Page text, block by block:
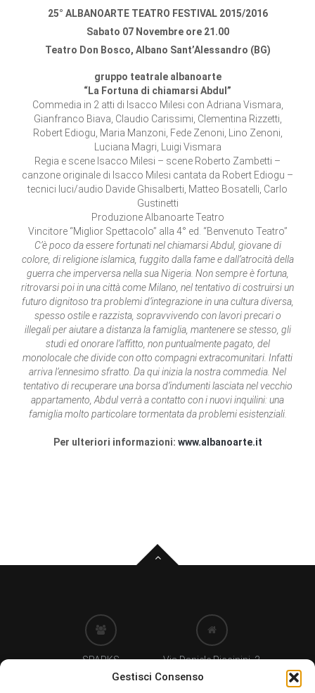
Gestisci Consenso
25° ALBANOARTE TEATRO FESTIVAL 2015/2016
Sabato 07 Novembre ore 21.00
Teatro Don Bosco, Albano Sant’Alessandro (BG)
gruppo teatrale albanoarte
“La Fortuna di chiamarsi Abdul”
Commedia in 2 atti di Isacco Milesi con Adriana Vismara,
Gianfranco Biava, Claudio Carissimi, Clementina Rizzetti,
Robert Ediogu, Maria Manzoni, Fede Zenoni, Lino Zenoni,
Luciana Magri, Luigi Vismara
Regia e scene Isacco Milesi – scene Roberto Zambetti –
canzone originale di Isacco Milesi cantata da Robert Ediogu –
tecnici luci/audio Davide Ghisalberti, Matteo Bosatelli, Carlo
Gustinetti
Produzione Albanoarte Teatro
Vincitore “Miglior Spettacolo” alla 4° ed. “Benvenuto Teatro”
C’è poco da essere fortunati nel chiamarsi Abdul, giovane di
colore, di religione islamica, fuggito dalla fame e dall’atrocità della
guerra che imperversa nella sua Nigeria. Non sempre è fortuna,
ritrovarsi poi in una città come Milano, nel tentativo di costruirsi un
futuro dignitoso tra problemi d’integrazione in una cultura diversa,
spesso ostile e razzista, sopravvivendo con lavori precari o
illegali per aiutare a distanza la famiglia, mantenere se stesso, gli
studi ed onorare l’affitto, non puntualmente pagato, del
monolocale che divide con otto compagni extracomunitari. Infatti
arriva l’ennesimo sfratto. Da qui inizia la nostra commedia. Nel
tentativo di recuperare una borsa d’indumenti lasciata nel vecchio
appartamento, Abdul verrà a contatto con i nuovi inquilini: una
famiglia molto particolare tormentata da problemi esistenziali.
Per ulteriori informazioni: www.albanoarte.it
SPARKS
di Clementina Rizzetti
Via Daniele Piccinini, 2
24122 BERGAMO (IT)